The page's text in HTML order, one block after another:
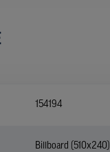
154194
Billboard (510x240)